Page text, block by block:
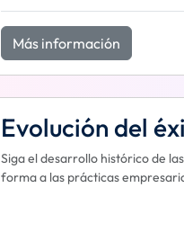
Más información
Evolución del
Siga el desarrollo histórico de
forma a las prácticas